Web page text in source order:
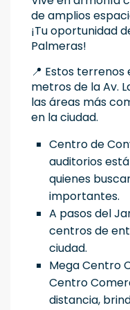
de amplios
¡Tu oportunidad
Palmeras!
📍 Estos
metros de la Av.
las áreas más
en la ciudad.
Centro de
auditorios
quienes
importantes.
A pasos del
centros de
ciudad.
Mega Centro
Centro
distancia,